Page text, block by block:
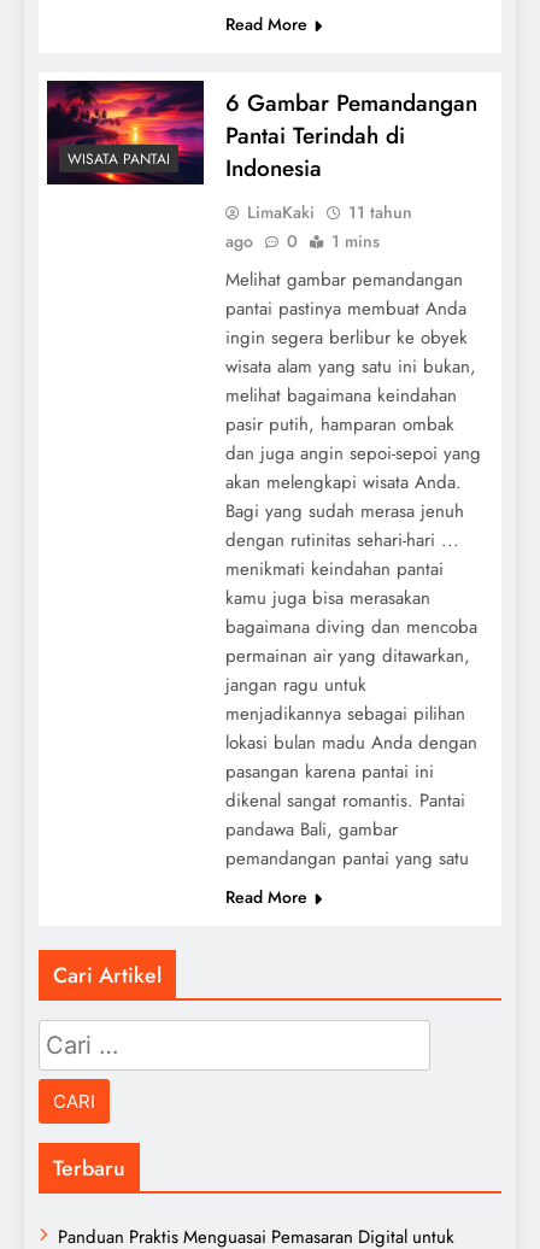
Read More
WISATA PANTAI
6 Gambar Pemandangan
Pantai Terindah di
Indonesia
LimaKaki
11 tahun
ago
0 1 mins
Melihat gambar pemandangan
pantai pastinya membuat Anda
ingin segera berlibur ke obyek
wisata alam yang satu ini bukan,
melihat bagaimana keindahan
pasir putih, hamparan ombak
dan juga angin sepoi-sepoi yang
akan melengkapi wisata Anda.
Bagi yang sudah merasa jenuh
dengan rutinitas sehari-hari ...
menikmati keindahan pantai
kamu juga bisa merasakan
bagaimana diving dan mencoba
permainan air yang ditawarkan,
jangan ragu untuk
menjadikannya sebagai pilihan
lokasi bulan madu Anda dengan
pasangan karena pantai ini
dikenal sangat romantis. Pantai
pandawa Bali, gambar
pemandangan pantai yang satu
Read More
Cari Artikel
Cari
untuk:
Terbaru
Panduan Praktis Menguasai Pemasaran Digital untuk